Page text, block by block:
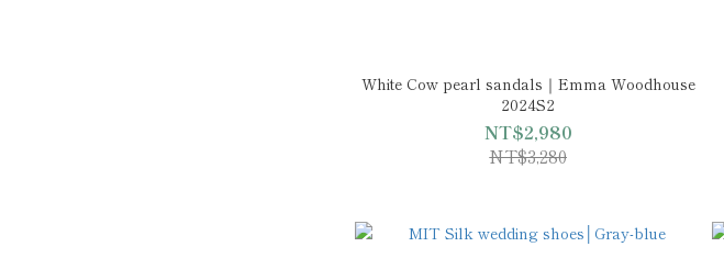
White Cow pearl sandals｜Emma Woodhouse
2024S2
NT$2,980
NT$3,280